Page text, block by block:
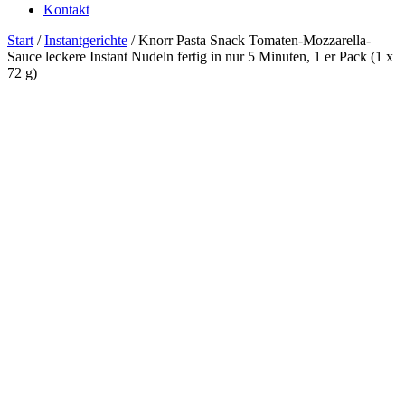
Kontakt
Start /Instantgerichte / Knorr Pasta Snack Tomaten-Mozzarella-
Sauce leckere Instant Nudeln fertig in nur 5 Minuten, 1 er Pack (1 x
72 g)